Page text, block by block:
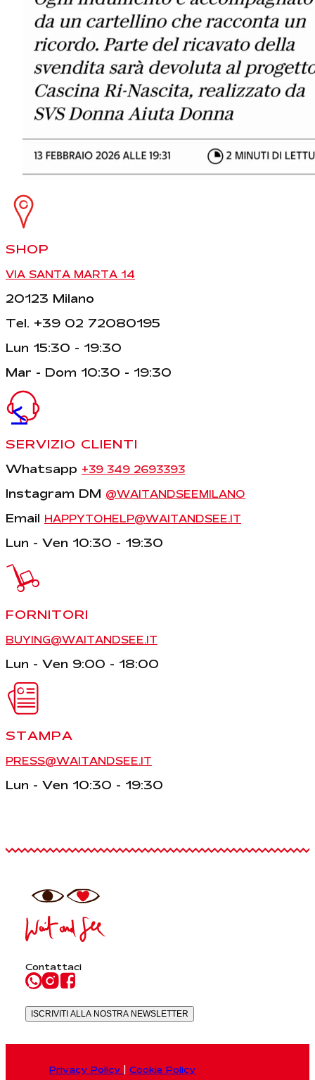
<
SHOP
VIA SANTA MARTA 14
20123 Milano
Tel. +39 02 72080195
Lun 15:30 - 19:30
Mar - Dom 10:30 - 19:30
SERVIZIO CLIENTI
Whatsapp +39 349 2693393
Instagram DM @WAITANDSEEMILANO
Email HAPPYTOHELP@WAITANDSEE.IT
Lun - Ven 10:30 - 19:30
FORNITORI
BUYING@WAITANDSEE.IT
Lun - Ven 9:00 - 18:00
STAMPA
PRESS@WAITANDSEE.IT
Lun - Ven 10:30 - 19:30
Contattaci
ISCRIVITI ALLA NOSTRA NEWSLETTER
Privacy Policy Cookie Policy